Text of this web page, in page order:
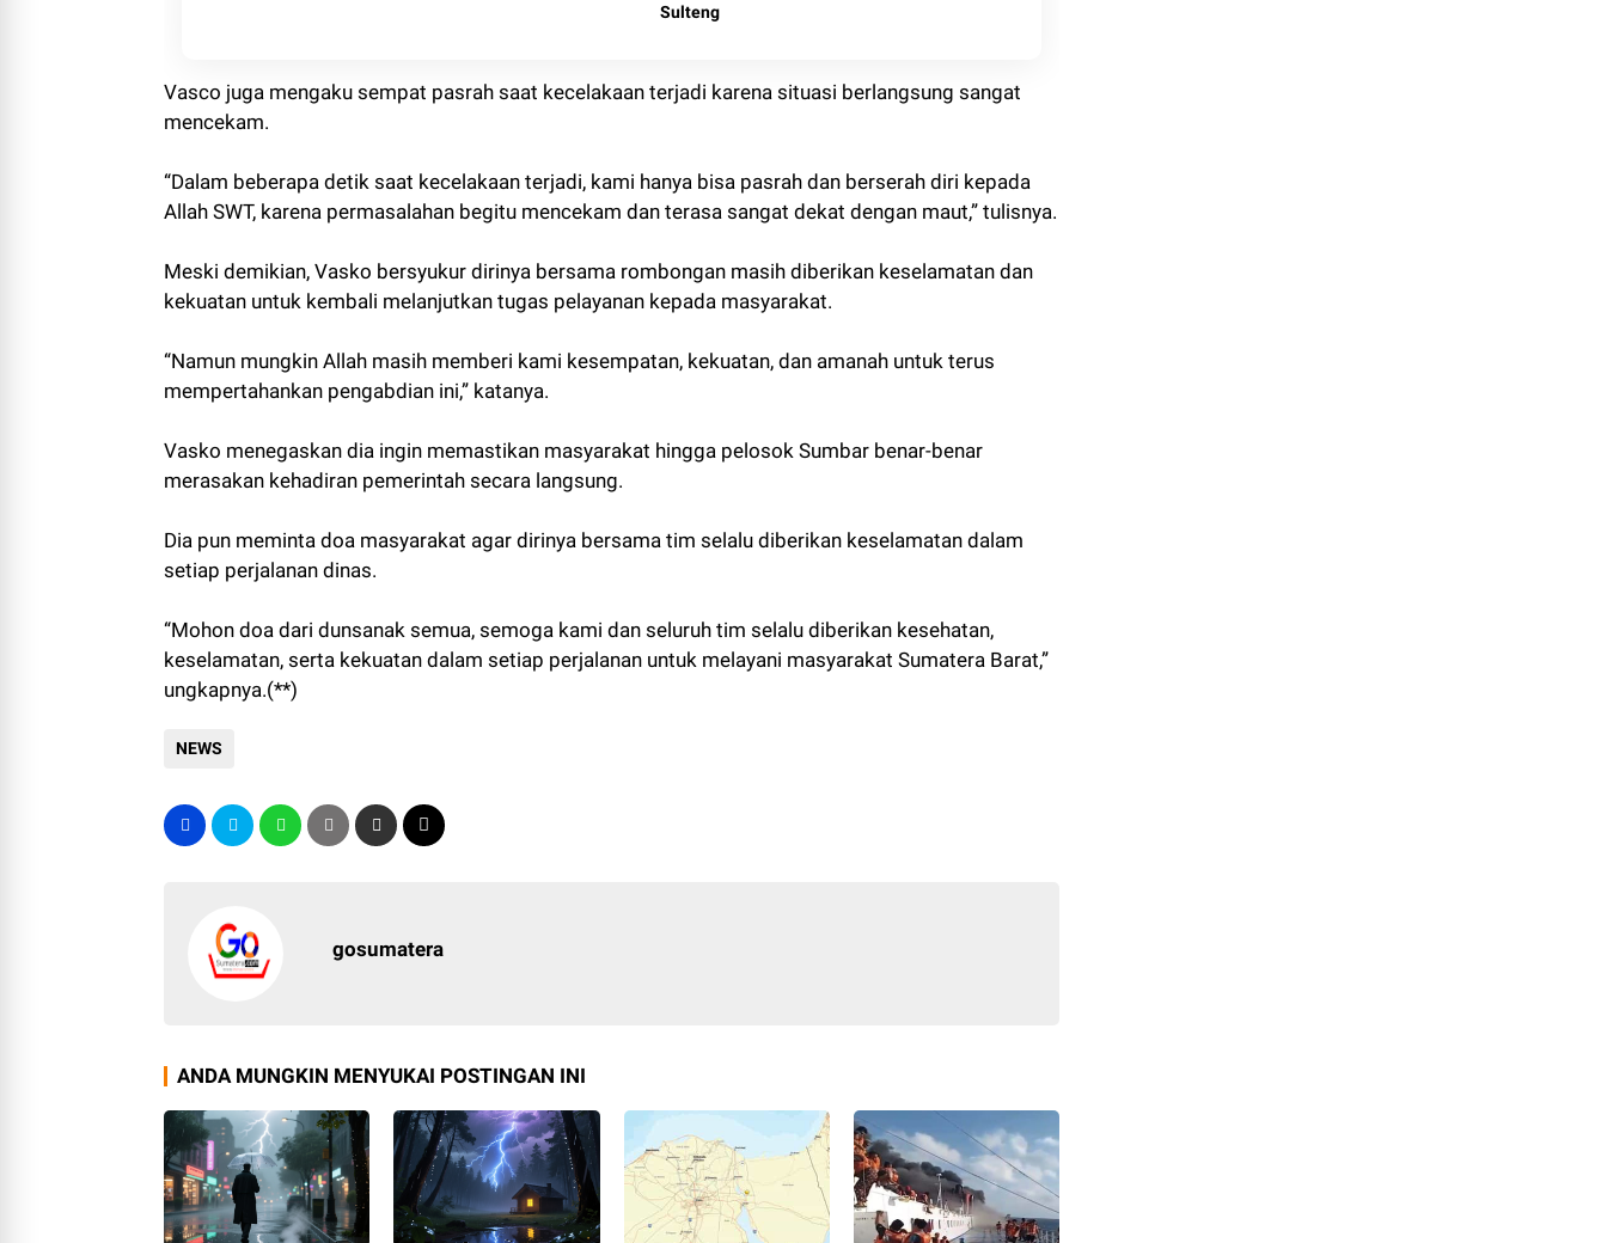
Sulteng
Vasco juga mengaku sempat pasrah saat kecelakaan terjadi karena situasi berlangsung sangat
mencekam.
“Dalam beberapa detik saat kecelakaan terjadi, kami hanya bisa pasrah dan berserah diri kepada
Allah SWT, karena permasalahan begitu mencekam dan terasa sangat dekat dengan maut,” tulisnya.
Meski demikian, Vasko bersyukur dirinya bersama rombongan masih diberikan keselamatan dan
kekuatan untuk kembali melanjutkan tugas pelayanan kepada masyarakat.
“Namun mungkin Allah masih memberi kami kesempatan, kekuatan, dan amanah untuk terus
mempertahankan pengabdian ini,” katanya.
Vasko menegaskan dia ingin memastikan masyarakat hingga pelosok Sumbar benar-benar
merasakan kehadiran pemerintah secara langsung.
Dia pun meminta doa masyarakat agar dirinya bersama tim selalu diberikan keselamatan dalam
setiap perjalanan dinas.
“Mohon doa dari dunsanak semua, semoga kami dan seluruh tim selalu diberikan kesehatan,
keselamatan, serta kekuatan dalam setiap perjalanan untuk melayani masyarakat Sumatera Barat,”
ungkapnya.(**)
NEWS
gosumatera
ANDA MUNGKIN MENYUKAI POSTINGAN INI